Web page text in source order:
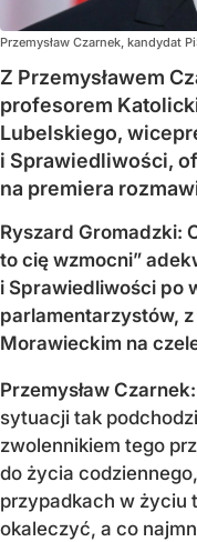
Przemysław Czarnek, kandydat
Z Przemysławem
profesorem
Lubelskiego,
i Sprawiedliwości,
na premiera
Ryszard Gromadzki:
to cię wzmocni”
i Sprawiedliwości po
parlamentarzystów,
Morawieckim na
Przemysław Czarnek:
sytuacji tak
zwolennikiem tego
do życia
przypadkach w życiu
okaleczyć, a co